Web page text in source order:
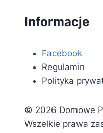
Informacje
Facebook
Regulamin
Polityka
© 2026 Domowe
Wszelkie prawa